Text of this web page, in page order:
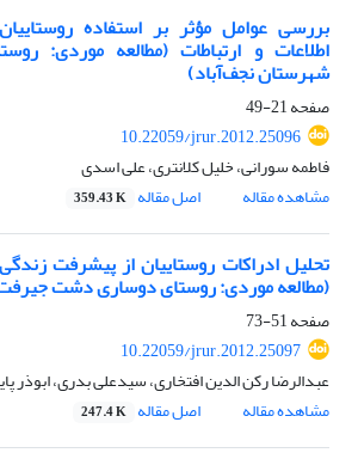
بررسی عوامل مؤثر بر استفاده
اطلاعات و ارتباطات (مطالعه موردی:
شهرستان نجف‌آباد)
صفحه21-49
10.22059/jrur.2012.25096
فاطمه سورانی، خلیل کلانتری، علی اسدی
مشاهده مقاله
اصل مقاله 359.43 K
تحلیل ادراکات روستاییان از پیشرفت
(مطالعه موردی: روستای دوساری دشت
صفحه51-73
10.22059/jrur.2012.25097
عبدالرضا رکن الدین افتخاری، سیدعلی بدری، ابوذر
مشاهده مقاله
اصل مقاله 247.4 K